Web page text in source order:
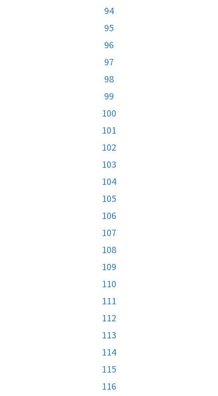
94
95
96
97
98
99
100
101
102
103
104
105
106
107
108
109
110
111
112
113
114
115
116